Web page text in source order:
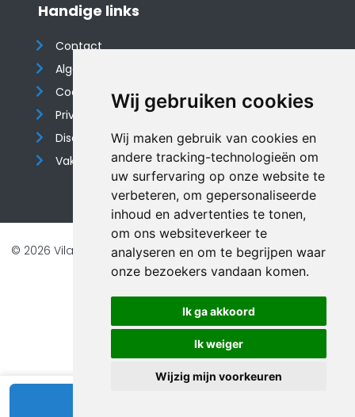
Wij gebruiken cookies
Wij maken gebruik van cookies en
andere tracking-technologieën om
uw surfervaring op onze website te
verbeteren, om gepersonaliseerde
inhoud en advertenties te tonen,
om ons websiteverkeer te
analyseren en om te begrijpen waar
onze bezoekers vandaan komen.
Ik ga akkoord
Ik weiger
Wijzig mijn voorkeuren
Handige links
Contact
Algemene voorwaarden
Cookieverklaring
Privacyverklaring
Disclaimer
Vakantiehuis website
© 2026 Vilando Vakantiehuizen |Website door FalcoTravel
Veilig online betalen met